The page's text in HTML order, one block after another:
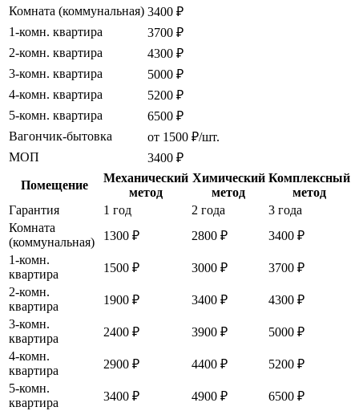
Комната (коммунальная) 3400 ₽
1-комн. квартира
3700 ₽
2-комн. квартира
4300 ₽
3-комн. квартира
5000 ₽
4-комн. квартира
5200 ₽
5-комн. квартира
6500 ₽
Вагончик-бытовка
от 1500 ₽/шт.
МОП
3400 ₽
Помещение
Механический
метод
Химический
метод
Комплексный
метод
Гарантия
1 год 2 года
3 года
Комната
(коммунальная)
1300 ₽ 2800 ₽
3400 ₽
1-комн.
квартира
1500 ₽ 3000 ₽
3700 ₽
2-комн.
квартира
1900 ₽ 3400 ₽
4300 ₽
3-комн.
квартира
2400 ₽ 3900 ₽
5000 ₽
4-комн.
квартира
2900 ₽ 4400 ₽
5200 ₽
5-комн.
квартира
3400 ₽ 4900 ₽
6500 ₽